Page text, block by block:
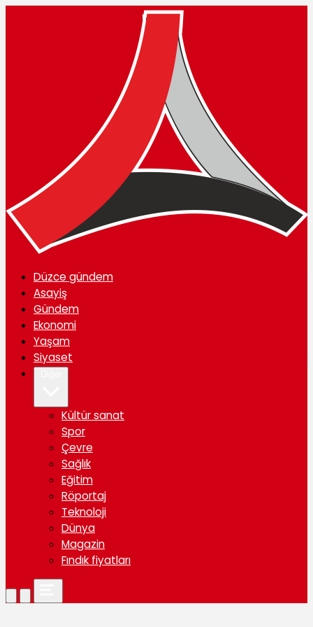
Düzce gündem
Asayiş
Gündem
Ekonomi
Yaşam
Siyaset
Kültür sanat
Spor
Çevre
Sağlık
Eğitim
Röportaj
Teknoloji
Dünya
Magazin
Fındık fiyatları